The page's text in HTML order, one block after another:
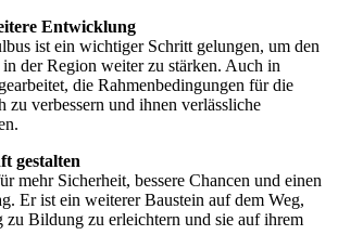
Entwicklung
ist ein wichtiger Schritt gelungen, um den
der Region weiter zu stärken. Auch in
die Rahmenbedingungen für die
verbessern und ihnen verlässliche
gestalten
mehr Sicherheit, bessere Chancen und einen
Er ist ein weiterer Baustein auf dem Weg,
zu Bildung zu erleichtern und sie auf ihrem